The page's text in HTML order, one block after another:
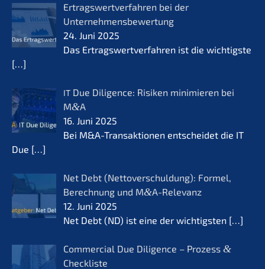
Ertrags­wert­ver­fah­ren bei der
Unternehmensbewertung
24. Juni 2025
Das Ertrags­wert­ver­fah­ren ist die wichtigs­te
[…]
IT Due Diligence: Risiken minimie­ren bei
M&A
16. Juni 2025
Bei M&A-Transaktionen entschei­det die IT
Due […]
Net Debt (Netto­ver­schul­dung): Formel,
Berech­nung und M&A-Relevanz
12. Juni 2025
Net Debt (ND) ist eine der wichtigs­ten […]
Commer­cial Due Diligence – Prozess &
Checkliste